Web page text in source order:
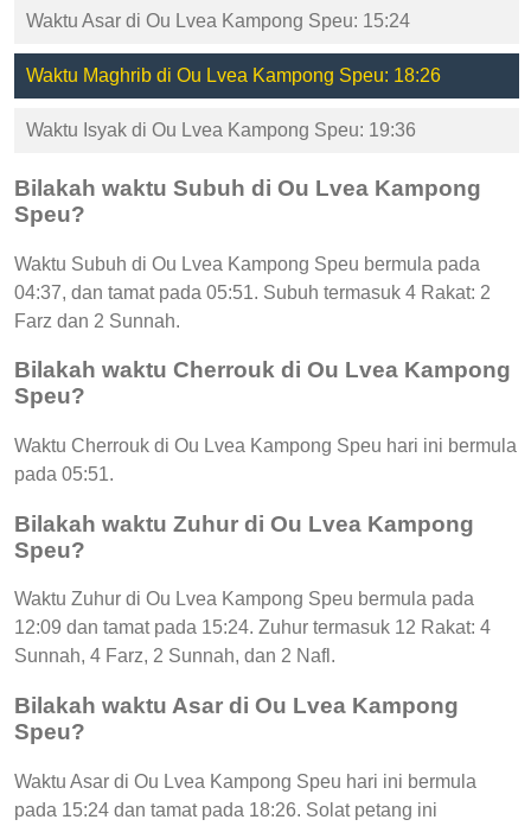
Waktu Asar di Ou Lvea Kampong Speu: 15:24
Waktu Maghrib di Ou Lvea Kampong Speu: 18:26
Waktu Isyak di Ou Lvea Kampong Speu: 19:36
Bilakah waktu Subuh di Ou Lvea Kampong
Speu?
Waktu Subuh di Ou Lvea Kampong Speu bermula pada
04:37, dan tamat pada 05:51. Subuh termasuk 4 Rakat: 2
Farz dan 2 Sunnah.
Bilakah waktu Cherrouk di Ou Lvea Kampong
Speu?
Waktu Cherrouk di Ou Lvea Kampong Speu hari ini bermula
pada 05:51.
Bilakah waktu Zuhur di Ou Lvea Kampong
Speu?
Waktu Zuhur di Ou Lvea Kampong Speu bermula pada
12:09 dan tamat pada 15:24. Zuhur termasuk 12 Rakat: 4
Sunnah, 4 Farz, 2 Sunnah, dan 2 Nafl.
Bilakah waktu Asar di Ou Lvea Kampong
Speu?
Waktu Asar di Ou Lvea Kampong Speu hari ini bermula
pada 15:24 dan tamat pada 18:26. Solat petang ini